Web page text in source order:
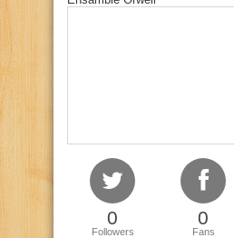
0
Followers
0
Fans